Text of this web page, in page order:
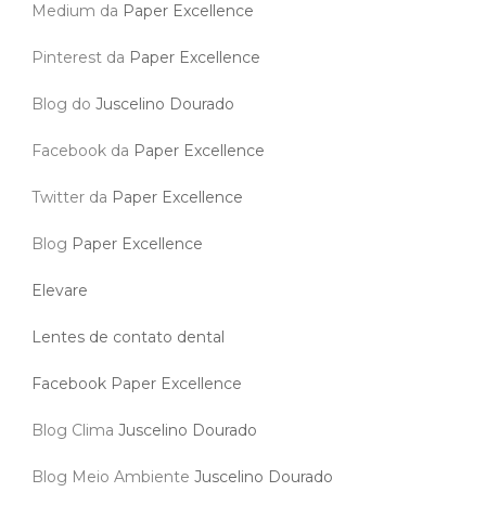
Medium da Paper Excellence
Pinterest da Paper Excellence
Blog do Juscelino Dourado
Facebook da Paper Excellence
Twitter da Paper Excellence
Blog Paper Excellence
Elevare
Lentes de contato dental
Facebook Paper Excellence
Blog Clima Juscelino Dourado
Blog Meio Ambiente Juscelino Dourado